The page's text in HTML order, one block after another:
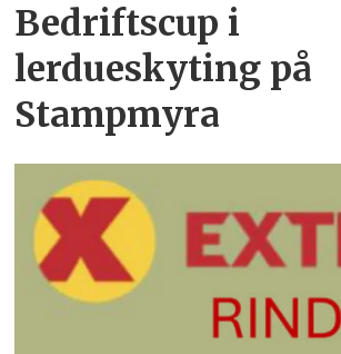
Bedriftscup i
lerdueskyting på
Stampmyra